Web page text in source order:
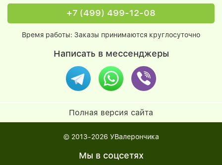
+7 (499) 499-12-08
Время работы: Заказы принимаются круглосуточно
Написать в мессенджеры
Полная версия сайта
© 2013-2026 УВалерончика
Мы в соцсетях